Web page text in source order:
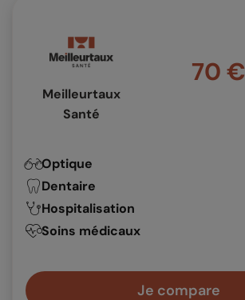
Meilleurtaux
Santé
Optique
Dentaire
Hospitalisation
Soins médicaux
70 €
Je compare